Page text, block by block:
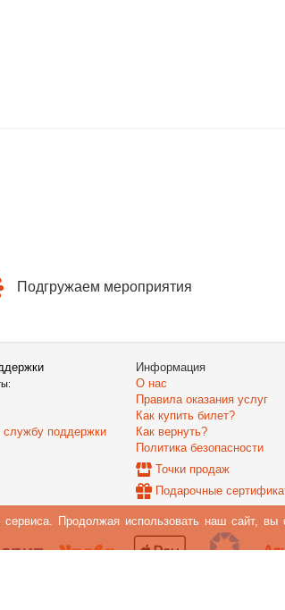
Продолжая использовать наш сайт,
Подгружаем мероприятия
службу поддержки
Информация
О нас
Правила оказания услуг
Как купить билет?
Как вернуть?
Политика безопасности
Точки продаж
Подарочные